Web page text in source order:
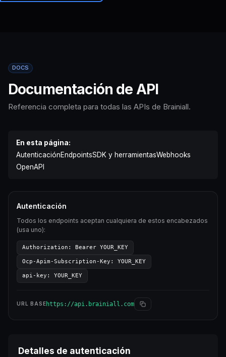
Brainiall
DOCS
Documentación de API
Referencia completa para todas las APIs de Brainiall.
En esta página:
AutenticaciónEndpointsSDK y herramientasWebhooks
OpenAPI
Autenticación
Todos los endpoints aceptan cualquiera de estos encabezados
(usa uno):
Authorization: Bearer YOUR_KEY
Ocp-Apim-Subscription-Key: YOUR_KEY
api-key: YOUR_KEY
URL BASEhttps://api.brainiall.com
Detalles de autenticación